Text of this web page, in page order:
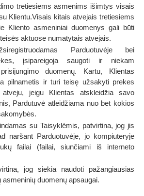
tretiesiems asmenims išimtys visais
Klientu.Visais kitais atvejais tretiesiems
Kliento asmeniniai duomenys gali būti
aktuose numatytais atvejais.
Parduotuvėje bei
įsipareigoja saugoti ir niekam
duomenų. Kartu, Klientas
pilnametis ir turi teisę užsakyti prekes
atveju, jeigu Klientas atskleidžia savo
Pardutuvė atleidžiama nuo bet kokios
su Taisyklėmis, patvirtina, jog jis
naršant Parduotuvėje, jo kompiuteryje
failai (failai, siunčiami iš interneto
jog siekia naudoti pažangiausias
asmeninių duomenų apsaugai.